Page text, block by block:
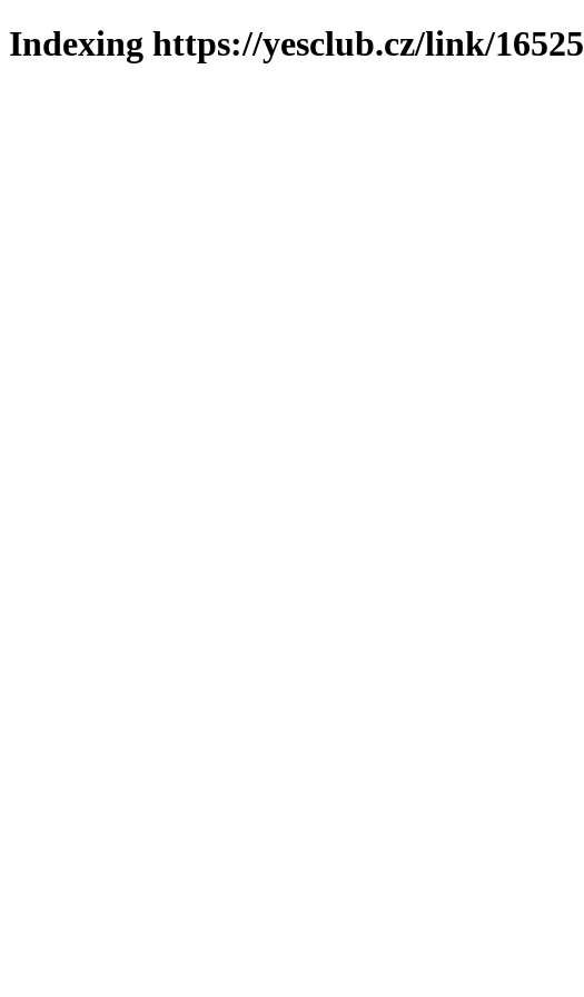
Indexing https://yesclub.cz/link/16525